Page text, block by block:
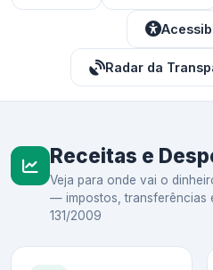
Radar da
Receitas e
Veja para onde vai o
— impostos, transferências e
131/2009